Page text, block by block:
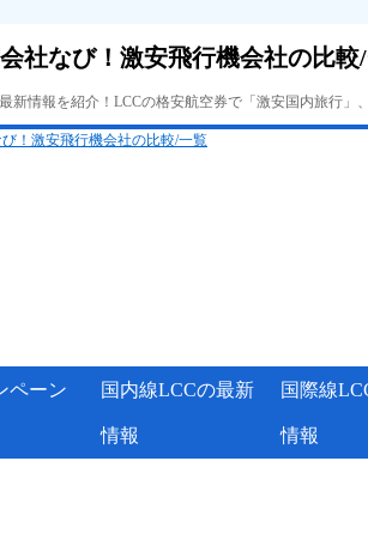
社なび！激安飛行機会社の比較
新情報を紹介！LCCの格安航空券で「激安国内旅行
ペーン 国内線LCCの最新
情報
国際線
情報